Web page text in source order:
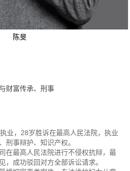
陈旻
财富传承、刑事
业，28岁胜诉在最高人民法院，执业
刑事辩护、知识产权。
在最高人民法院进行不侵权抗辩，最
，成功驳回对方全部诉讼请求。